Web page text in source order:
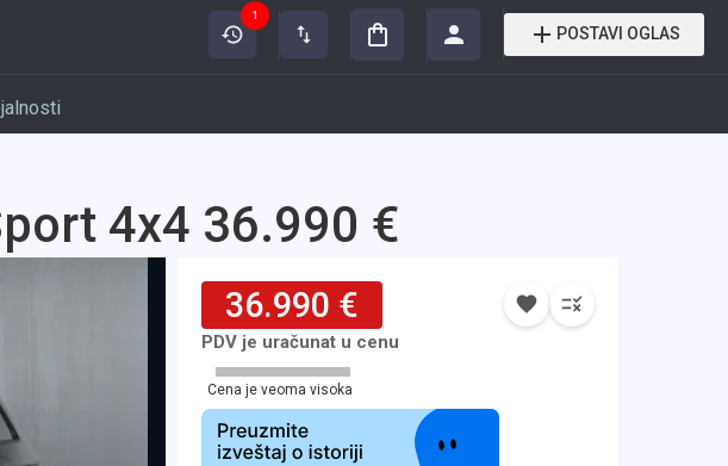
1
POSTAVI OGLAS
4x4 36.990 €
36.990 €
PDV je uračunat u cenu
Cena je veoma visoka